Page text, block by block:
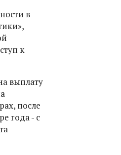
в
к
выплату
после
года - с